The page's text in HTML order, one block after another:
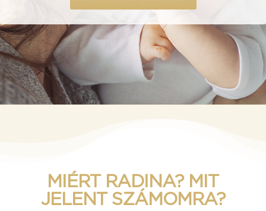
MIÉRT RADINA? MIT
JELENT SZÁMOMRA?